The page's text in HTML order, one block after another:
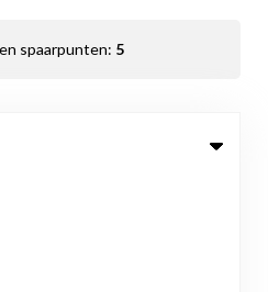
spaarpunten: 5